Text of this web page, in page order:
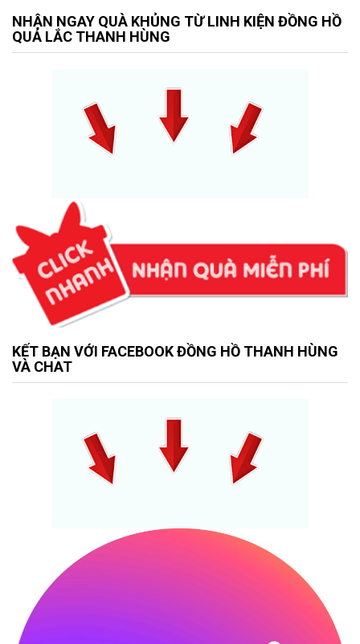
NHẬN NGAY QUÀ KHỦNG TỪ LINH KIỆN ĐỒNG HỒ
QUẢ LẮC THANH HÙNG
KẾT BẠN VỚI FACEBOOK ĐỒNG HỒ THANH HÙNG
VÀ CHAT